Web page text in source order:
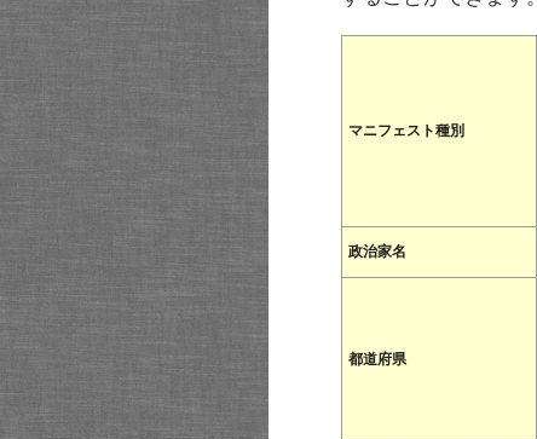
マニフェスト種別
政治家名
都道府県